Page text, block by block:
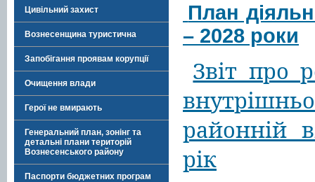
Цивільний захист
Вознесенщина туристична
Запобігання проявам корупції
Очищення влади
Герої не вмирають
Генеральний план, зонінг та
детальні плани територій
Вознесенського району
Паспорти бюджетних програм
План
– 2028 роки
Звіт про
районній
рік